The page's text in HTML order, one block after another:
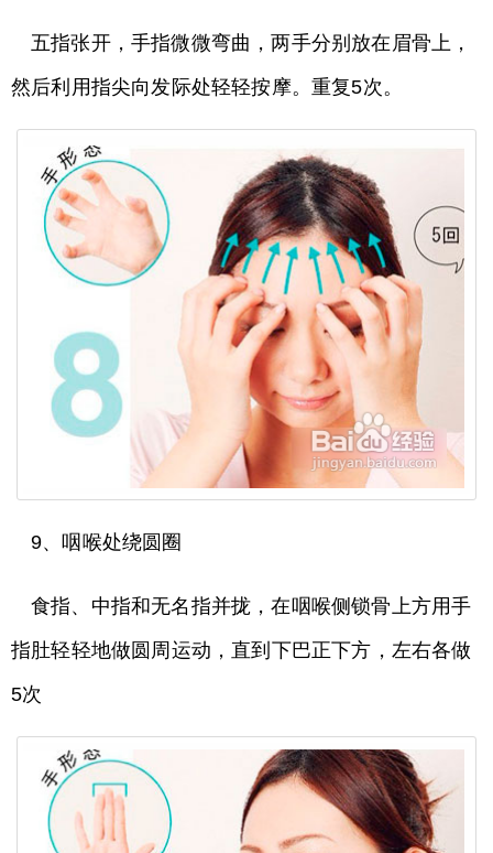
五指张开，手指微微弯曲，两手分别放在眉骨上，
然后利用指尖向发际处轻轻按摩。重复5次。
9、咽喉处绕圆圈
食指、中指和无名指并拢，在咽喉侧锁骨上方用手
指肚轻轻地做圆周运动，直到下巴正下方，左右各做
5次